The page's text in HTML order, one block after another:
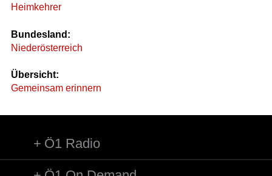
Heimkehrer
Bundesland:
Niederösterreich
Übersicht:
Gemeinsam erinnern
Ö1 Radio